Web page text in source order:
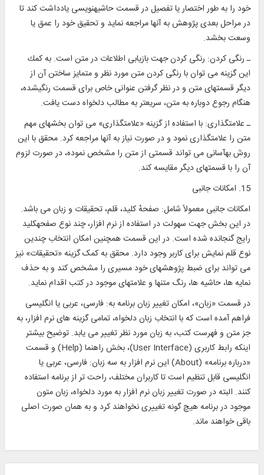
خود را به طور اختصار يا تفصيل در قسمت حاشيه‎نويسی يادداشت كند تا
در مراحل بعدی پژوهش به آنها مراجعه نمايد و تحقيق خود را عمق يا
وسعت بخشد.
ـ رنگی كردن: رنگی كردن جهت بازيابی اطلاعات در متن است. به كمك
اين گزينه می توان با رنگی كردن متن مورد نظر و متمايز ساختن آن از
ديگر قسمتهای متن و در نظر گرفتن عنوانی خاص برای قسمت رنگی‎شده،
هنگام رجوع دوباره به متن، سريعتر به مطالب دلخواه دست يافت.
ـ علامت‎گذاری: با استفاده از گزينه «علامت‎گذاری» می توان بخشهای مهم
متن را علامت‎گذاری نمود و در صورت نياز به آنها مراجعه کرد. محقق با اين
روش به‎آسانی می تواند قسمتی از متن را مشخص نموده، در صورت لزوم
آن را با قسمتهای ديگر مقايسه کند.
15. امكانات جانبی
امكانات جانبی معمولاً شامل: صفحهْ ‎كليد، قلم، تحقيقات و زبان می باشد.
در اين بخش جهت سهولت در استفاده از نرم ‎افزار، چند نوع صفحه‎كليد
رايج گنجانده شده است. در اين قسمت همچنين امكان انتخاب چندين
نوع قلم نمايش برای كاربر وجود دارد. محقق به کمک گزينه «تحقيقات» نيز
می تواند برای ضبط پژوهشهای خود مسيری را مشخص كند و به حذف
نمايه ‎ها، حاشيه ‎ها، رنگ متنها و علامتهای موجود در كتب اقدام نمايد.
در قسمت «زبان»، امكان تغيير زبان برنامه به: فارسی، عربی يا انگليسی
فراهم آمده است كه با انتخاب زبان دلخواه، تمامی گزينه ‎های نرم افزار، به
جز متن و فهرست كتب، به زبان مورد نظر تغيير می يابد. توضيح بيشتر
اينكه رابط كاربری (User Interface)، بخش راهنما (Help) و قسمت
«درباره برنامه» (About) اين نرم افزار به سه زبان: فارسی‎، عربی يا
انگليسی قابل تنظيم است تا كاربران مختلف، راحت ‎تر از برنامه استفاده
كنند. البته در صورت تغيير زبان نرم افزار به مورد دلخواه، زبان متون
موجود در برنامه هيچ ‎گونه تغييری نخواهند كرد و به همان صورت اصلی
باقی خواهند ماند.